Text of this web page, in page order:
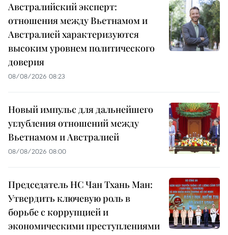
Австралийский эксперт:
отношения между Вьетнамом и
Австралией характеризуются
высоким уровнем политического
доверия
08/08/2026 08:23
Новый импульс для дальнейшего
углубления отношений между
Вьетнамом и Австралией
08/08/2026 08:00
Председатель НС Чан Тхань Ман:
Утвердить ключевую роль в
борьбе с коррупцией и
экономическими преступлениями